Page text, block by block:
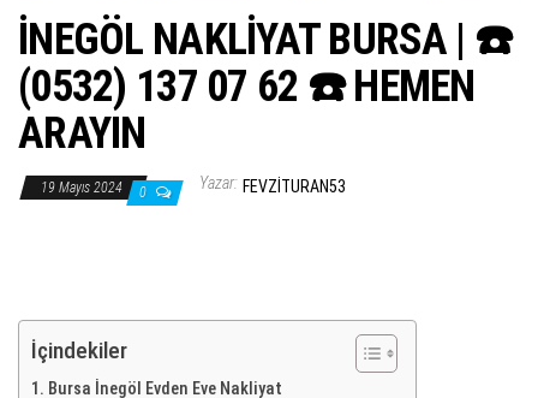
İNEGÖL NAKLİYAT BURSA | ☎️
(0532) 137 07 62 ☎️ HEMEN
ARAYIN
19 Mayıs 2024 0 Yazar: FEVZITURAN53
İçindekiler
Bursa İnegöl Evden Eve Nakliyat